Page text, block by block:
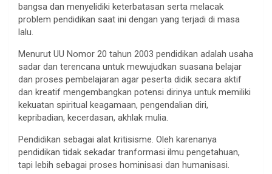
bangsa dan menyelidiki keterbatasan serta melacak
problem pendidikan saat ini dengan yang terjadi di masa
lalu.
Menurut UU Nomor 20 tahun 2003 pendidikan adalah usaha
sadar dan terencana untuk mewujudkan suasana belajar
dan proses pembelajaran agar peserta didik secara aktif
dan kreatif mengembangkan potensi dirinya untuk memiliki
kekuatan spiritual keagamaan, pengendalian diri,
kepribadian, kecerdasan, akhlak mulia.
Pendidikan sebagai alat kritisisme. Oleh karenanya
pendidikan tidak sekadar tranformasi ilmu pengetahuan,
tapi lebih sebagai proses hominisasi dan humanisasi.